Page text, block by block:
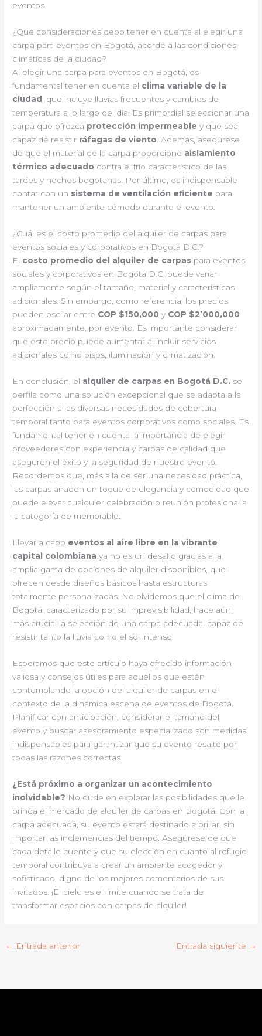
eventos.
¿Qué consideraciones debo tener en cuenta al elegir una
carpa para eventos en Bogotá, acorde a las condiciones
climáticas de la ciudad?
Al elegir una carpa para eventos en Bogotá, es
fundamental tener en cuenta el clima variable de la
ciudad , que incluye lluvias frecuentes y cambios de
temperatura a lo largo del día. Es primordial seleccionar una
carpa que ofrezca protección impermeable y que sea
capaz de resistir ráfagas de viento. Además, asegúrese
de que el material de la carpa proporcione aislamiento
térmico adecuado contra el frío característico de las
tardes y noches bogotanas. Por último, es indispensable
contar con un sistema de ventilación eficiente para
mantener un ambiente cómodo durante el evento.
¿Cuál es el costo promedio del alquiler de carpas para
eventos sociales y corporativos en Bogotá D.C.?
El costo promedio del alquiler de carpas para eventos
sociales y corporativos en Bogotá D.C. puede variar
ampliamente según el tamaño, material y características
adicionales. Sin embargo, como referencia, los precios
pueden oscilar entre COP $150,000 y COP $2’000,000
aproximadamente, por evento. Es importante considerar
que este precio puede aumentar al incluir servicios
adicionales como pisos, iluminación y climatización.
En conclusión, el alquiler de carpas en Bogotá D.C. se
perfila como una solución excepcional que se adapta a la
perfección a las diversas necesidades de cobertura
temporal tanto para eventos corporativos como sociales. Es
fundamental tener en cuenta la importancia de elegir
proveedores con experiencia y carpas de calidad que
aseguren el éxito y la seguridad de nuestro evento.
Recordemos que, más allá de ser una necesidad práctica,
las carpas añaden un toque de elegancia y comodidad que
puede elevar cualquier celebración o reunión profesional a
la categoría de memorable.
Llevar a cabo eventos al aire libre en la vibrante
capital colombiana ya no es un desafío gracias a la
amplia gama de opciones de alquiler disponibles, que
ofrecen desde diseños básicos hasta estructuras
totalmente personalizadas. No olvidemos que el clima de
Bogotá, caracterizado por su imprevisibilidad, hace aún
más crucial la selección de una carpa adecuada, capaz de
resistir tanto la lluvia como el sol intenso.
Esperamos que este artículo haya ofrecido información
valiosa y consejos útiles para aquellos que estén
contemplando la opción del alquiler de carpas en el
contexto de la dinámica escena de eventos de Bogotá.
Planificar con anticipación, considerar el tamaño del
evento y buscar asesoramiento especializado son medidas
indispensables para garantizar que su evento resalte por
todas las razones correctas.
¿Está próximo a organizar un acontecimiento
inolvidable? No dude en explorar las posibilidades que le
brinda el mercado de alquiler de carpas en Bogotá. Con la
carpa adecuada, su evento estará destinado a brillar, sin
importar las inclemencias del tiempo. Asegúrese de que
cada detalle cuente y que su elección en cuanto al refugio
temporal contribuya a crear un ambiente acogedor y
sofisticado, digno de los mejores comentarios de sus
invitados. ¡El cielo es el límite cuando se trata de
transformar espacios con carpas de alquiler!
← Entrada anterior Entrada siguiente →